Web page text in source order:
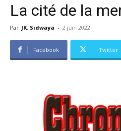
La cité de la
Par JK. Sidwaya - 2 juin 2022
Facebook Twitter